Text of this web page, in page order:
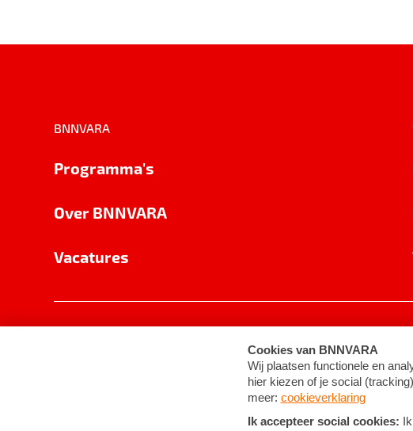
BNNVARA
Programma's
Over BNNVARA
Vacatures
Cookie-instellingen Algemene